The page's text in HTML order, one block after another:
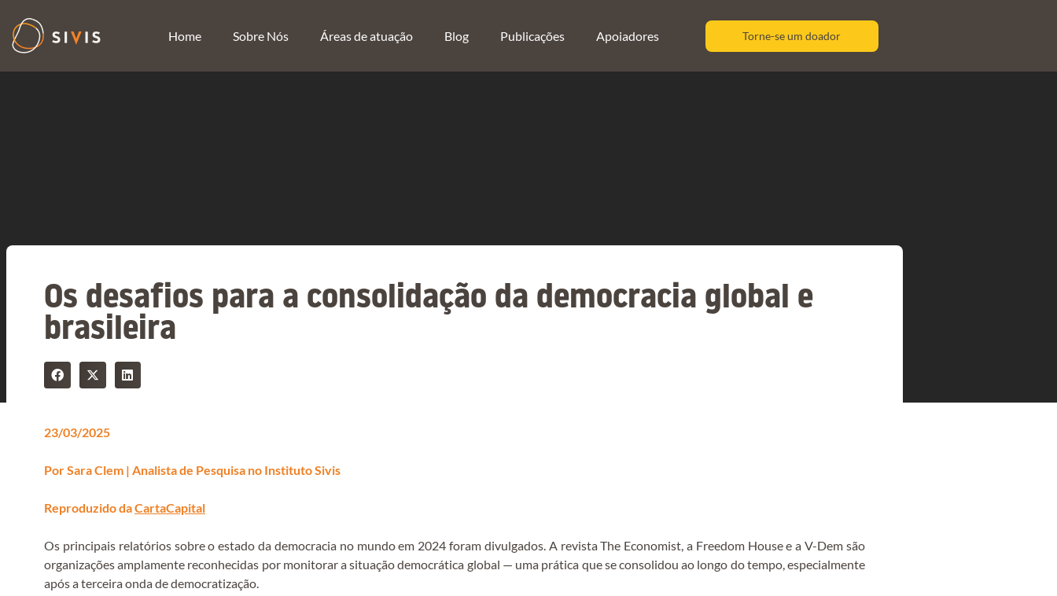
Home Sobre Nós Áreas de atuação Blog Publicações Apoiadores Torne-se um doador
Os desafios para a consolidação da democracia global e
brasileira
23/03/2025
Por Sara Clem | Analista de Pesquisa no Instituto Sivis
Reproduzido daCartaCapital
Os principais relatórios sobre o estado da democracia no mundo em 2024 foram divulgados. A revista The Economist, a Freedom House e a V-Dem são
organizações amplamente reconhecidas por monitorar a situação democrática global — uma prática que se consolidou ao longo do tempo, especialmente
após a terceira onda de democratização.